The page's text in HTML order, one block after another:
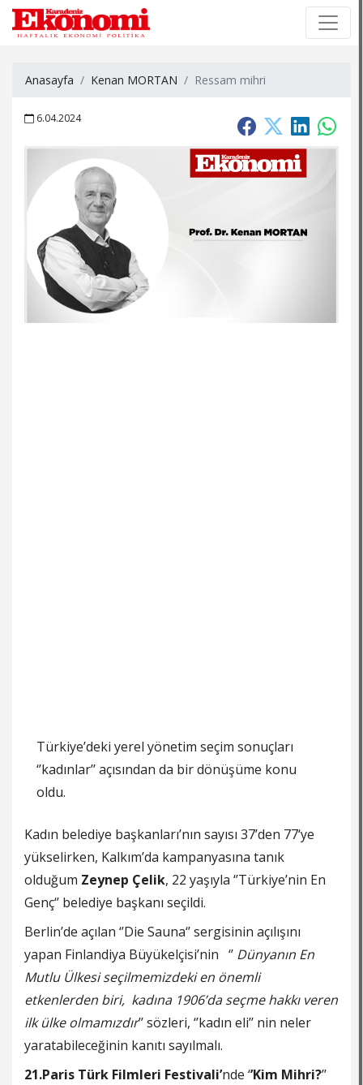
Anasayfa Kenan MORTAN Ressam mihri
6.04.2024
Türkiye’deki yerel yönetim seçim sonuçları
‘’kadınlar’’ açısından da bir dönüşüme konu
oldu.
Kadın belediye başkanları’nın sayısı 37’den 77‘ye
yükselirken, Kalkım’da kampanyasına tanık
olduğum Zeynep Çelik, 22 yaşıyla ‘’Türkiye’nin En
Genç‘’ belediye başkanı seçildi.
Berlin’de açılan ‘’Die Sauna‘’ sergisinin açılışını
yapan Finlandiya Büyükelçisi’nin ‘’ Dünyanın En
Mutlu Ülkesi seçilmemizdeki en önemli
etkenlerden biri, kadına 1906’da seçme hakkı veren
ilk ülke olmamızdır’’ sözleri, ‘’kadın eli’’ nin neler
yaratabileceğinin kanıtı sayılmalı.
21.Paris Türk Filmleri Festivali’nde ‘’Kim Mihri?’’
×
×